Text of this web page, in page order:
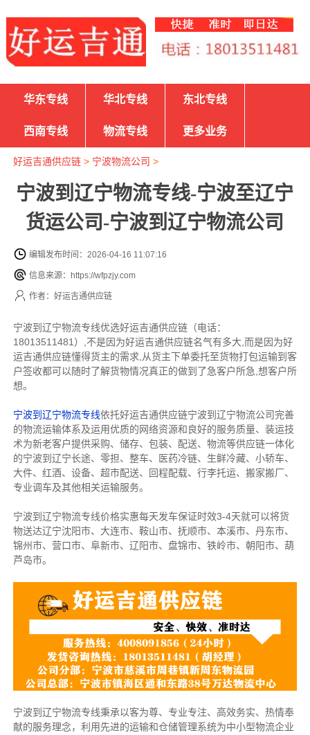
华东专线 华北专线 东北专线
西南专线 物流专线 更多业务
好运吉通供应链> 宁波物流公司 >
宁波到辽宁物流专线-宁波至辽宁
货运公司-宁波到辽宁物流公司
编辑发布时间：2026-04-16 11:07:16
信息来源：https://wfpzjy.com
作者：好运吉通供应链
宁波到辽宁物流专线优选好运吉通供应链（电话：
18013511481）,不是因为好运吉通供应链名气有多大,而是因为好
运吉通供应链懂得货主的需求,从货主下单委托至货物打包运输到客
户签收都可以随时了解货物情况真正的做到了急客户所急,想客户所
想。
宁波到辽宁物流专线依托好运吉通供应链宁波到辽宁物流公司完善
的物流运输体系及运用优质的网络资源和良好的服务质量、装运技
术为新老客户提供采购、储存、包装、配送、物流等供应链一体化
的宁波到辽宁长途、零担、整车、医药冷链、生鲜冷藏、小轿车、
大件、红酒、设备、超市配送、回程配载、行李托运、搬家搬厂、
专业调车及其他相关运输服务。
宁波到辽宁物流专线价格实惠每天发车保证时效3-4天就可以将货
物送达辽宁沈阳市、大连市、鞍山市、抚顺市、本溪市、丹东市、
锦州市、营口市、阜新市、辽阳市、盘锦市、铁岭市、朝阳市、葫
芦岛市。
宁波到辽宁物流专线秉承以客为尊、专业专注、高效务实、热情奉
献的服务理念，利用先进的运输和仓储管理系统为中小型物流企业